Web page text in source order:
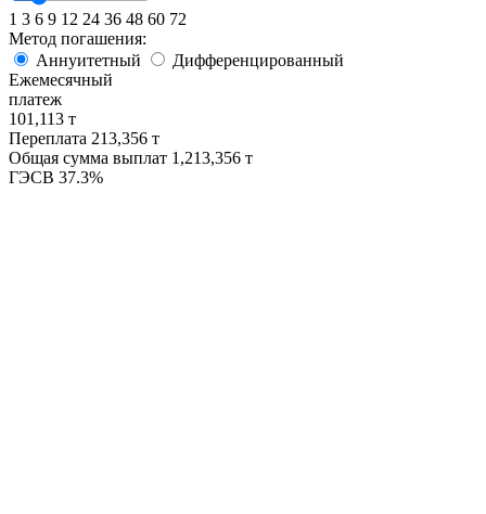
1 3 6 9 12 24 36 48 60 72
Метод погашения:
Аннуитетный
Дифференцированный
Ежемесячный
платеж
101,113 т
Переплата 213,356 т
Общая сумма выплат 1,213,356 т
ГЭСВ 37.3%